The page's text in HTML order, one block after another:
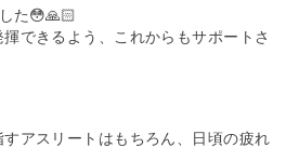
た 😳🙏🏻
できるよう、これからもサポートさ
アスリートはもちろん、日頃の疲れ